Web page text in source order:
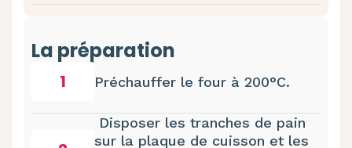
La préparation
1 Préchauffer le four à 200°C.
Disposer les tranches de pain
sur la plaque de cuisson et les